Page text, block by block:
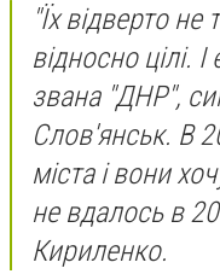
"Їх відверто не
відносно цілі.
звана "ДНР",
Слов'янськ. В
міста і вони
не вдалось в
Кириленко.